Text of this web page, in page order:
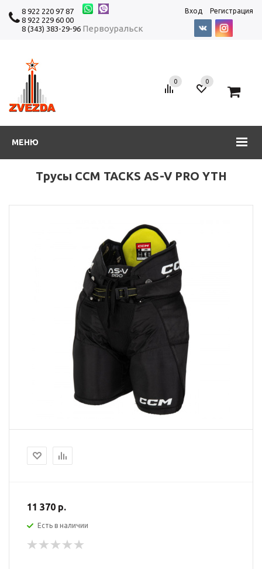
8 922 220 97 87
8 922 229 60 00
8 (343) 383-29-96 Первоуральск
Вход Регистрация
МЕНЮ
0 0
Трусы CCM TACKS AS-V PRO YTH
11 370 р.
Есть в наличии